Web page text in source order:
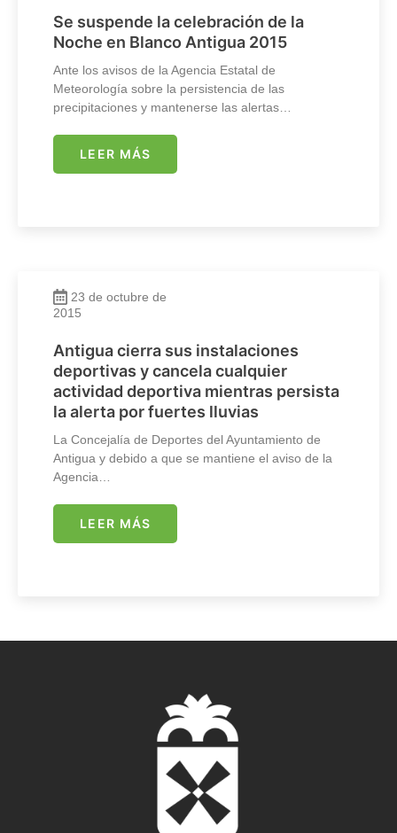
Se suspende la celebración de la
Noche en Blanco Antigua 2015
Ante los avisos de la Agencia Estatal de
Meteorología sobre la persistencia de las
precipitaciones y mantenerse las alertas…
LEER MÁS
23 de octubre de
2015
Antigua cierra sus instalaciones
deportivas y cancela cualquier
actividad deportiva mientras persista
la alerta por fuertes lluvias
La Concejalía de Deportes del Ayuntamiento de
Antigua y debido a que se mantiene el aviso de la
Agencia…
LEER MÁS